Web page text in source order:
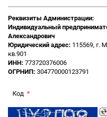
Реквизиты Администрации:
Индивидуальный
Александрович
Юридический адрес: 115569, г.
кв.901
ИНН: 773720376006
ОГРНИП: 304770000123791
Код